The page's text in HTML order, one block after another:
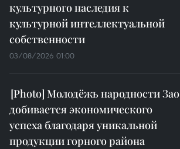
культурного наследия к
культурной интеллектуальной
собственности
03/08/2026 01:00
Молодёжь народности Зао
добивается экономического
успеха благодаря уникальной
продукции горного района